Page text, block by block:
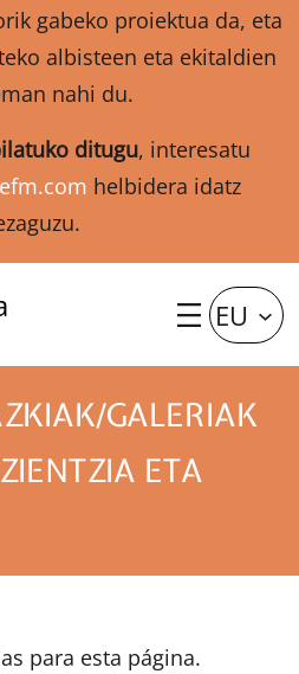
gabeko proiektua da, eta
albisteen eta ekitaldien
nahi du.
ditugu, interesatu
helbidera idatz
EU
GALERIAK
ETA
para esta página.